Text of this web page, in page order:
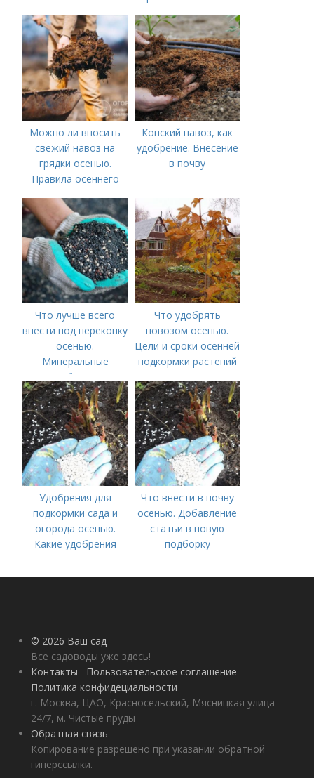
осенью
весной, правила
внесения удобрений
Можно ли вносить
свежий навоз на
грядки осенью.
Правила осеннего
Конский навоз, как
удобрение. Внесение
в почву
Что лучше всего
внести под перекопку
осенью.
Минеральные
удобрения
Что удобрять
новозом осенью.
Цели и сроки осенней
подкормки растений
Удобрения для
подкормки сада и
огорода осенью.
Какие удобрения
правильно это
Что внести в почву
осенью. Добавление
статьи в новую
подборку
© 2026 Ваш сад
Все садоводы уже здесь!
Контакты
Пользовательское соглашение
Политика конфидециальности
г. Москва, ЦАО, Красносельский, Мясницкая улица
24/7, м. Чистые пруды
Обратная связь
Копирование разрешено при указании обратной
гиперссылки.